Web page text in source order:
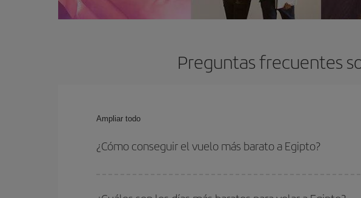
Preguntas frecuentes
Ampliar todo
¿Cómo conseguir el vuelo más barato a Egipto?
vuelta. Además, si no tienes decidido un destino concreto para tu viaje,